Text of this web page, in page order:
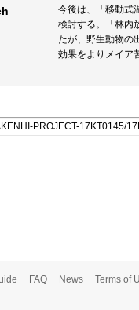
今後は、「移動式
検討する。「林内
たが、野生動物の
効果をよりメイア
FAQ News Terms of